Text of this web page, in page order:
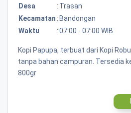
Desa
: Trasan
Kecamatan : Bandongan
Waktu
:07:00 - 07:00 WIB
Kopi Papupa, terbuat dari Kopi
tanpa bahan campuran. Tersedia
800gr